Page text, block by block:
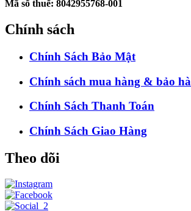
Mã số thuế: 8042955768-001
Chính sách
Chính Sách Bảo Mật
Chính sách mua hàng & bảo
Chính Sách Thanh Toán
Chính Sách Giao Hàng
Theo dõi